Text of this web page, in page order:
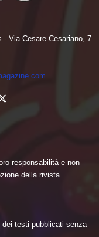
- Via Cesare Cesariano, 7
responsabilità e non
della rivista.
dei testi pubblicati senza